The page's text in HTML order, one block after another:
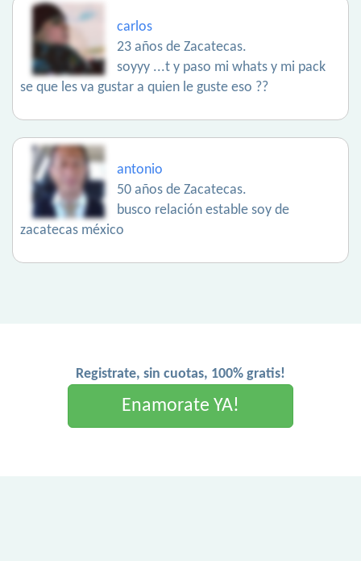
carlos
23 años de Zacatecas.
soyyy ...t y paso mi whats y mi pack
se que les va gustar a quien le guste eso ??
antonio
50 años de Zacatecas.
busco relación estable soy de
zacatecas méxico
Registrate, sin cuotas, 100% gratis!
Enamorate YA!